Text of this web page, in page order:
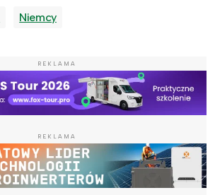
Niemcy
REKLAMA
REKLAMA